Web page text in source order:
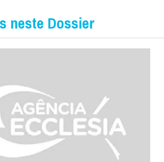
neste Dossier